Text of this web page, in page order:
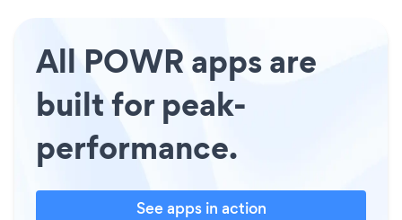
All POWR apps are
built for peak-
performance.
See apps in action